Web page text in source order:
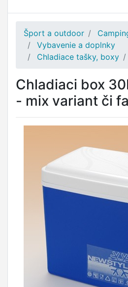
Šport a outdoor
Vybavenie a doplnky
Chladiace tašky, boxy
Chladiaci box
- mix variant či